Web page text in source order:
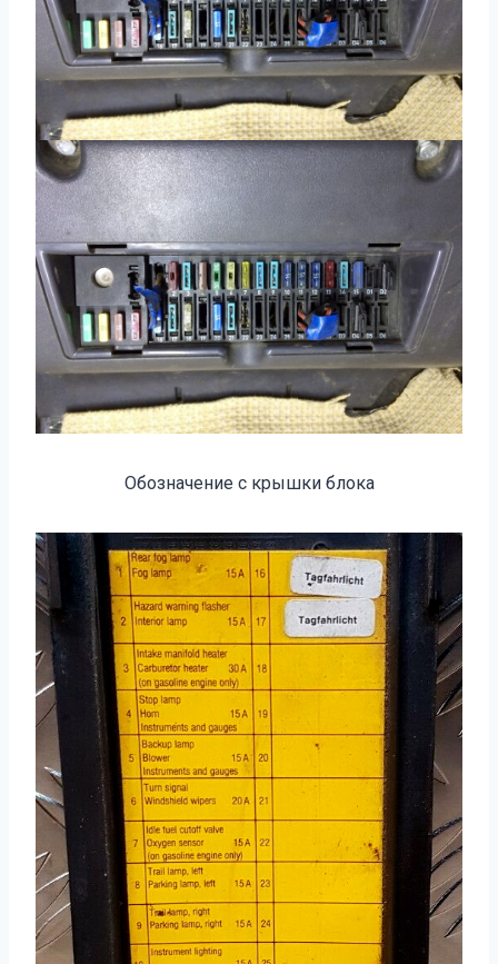
Обозначение с крышки блока